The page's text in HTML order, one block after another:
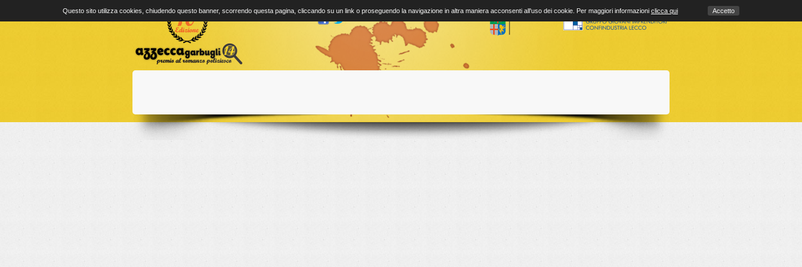
Questo sito utilizza cookies, chiudendo questo banner, scorrendo questa pagina, cliccando su un link o proseguendo la navigazione in altra maniera acconsenti all'uso dei cookie. Per maggiori informazioni clicca qui Accetto